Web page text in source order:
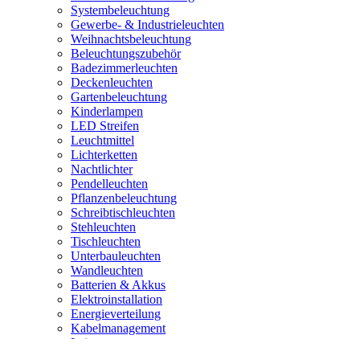
Systembeleuchtung
Gewerbe- & Industrieleuchten
Weihnachtsbeleuchtung
Beleuchtungszubehör
Badezimmerleuchten
Deckenleuchten
Gartenbeleuchtung
Kinderlampen
LED Streifen
Leuchtmittel
Lichterketten
Nachtlichter
Pendelleuchten
Pflanzenbeleuchtung
Schreibtischleuchten
Stehleuchten
Tischleuchten
Unterbauleuchten
Wandleuchten
Batterien & Akkus
Elektroinstallation
Energieverteilung
Kabelmanagement